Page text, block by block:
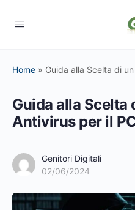
Home » Guida alla Scelta di
Guida alla Scelta
Antivirus per il
Genitori Digitali
02/06/2024